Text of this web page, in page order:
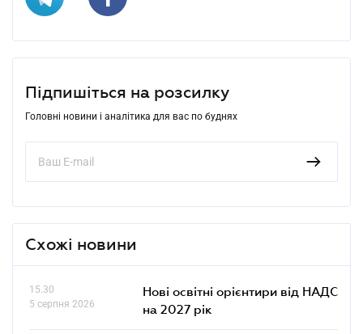
Підпишіться на розсилку
Головні новини і аналітика для вас по буднях
Схожі новини
15.30
5 серпня 2026
Нові освітні орієнтири від НАДС
на 2027 рік